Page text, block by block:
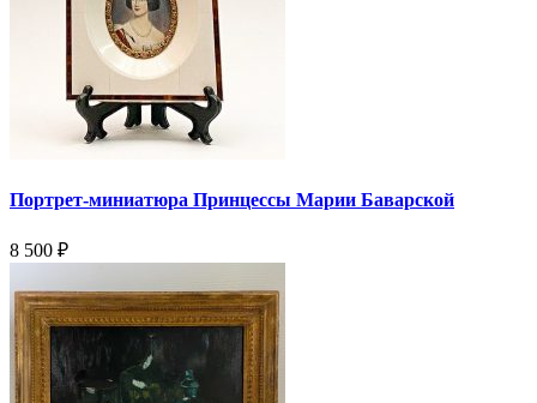
Портрет-миниатюра Принцессы Марии Баварской
8 500 ₽